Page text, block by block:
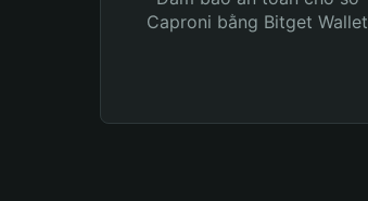
Caproni bằng Bitget Wallet